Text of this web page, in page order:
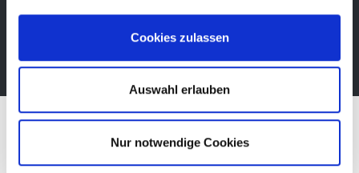
Cookies zulassen
Auswahl erlauben
Nur notwendige Cookies
kostenlos.